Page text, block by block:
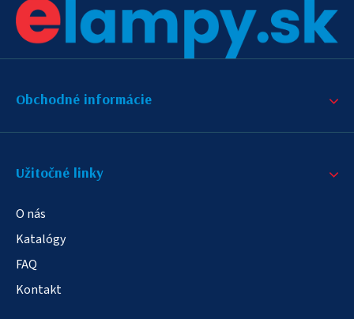
Obchodné informácie
Užitočné linky
O nás
Katalógy
FAQ
Kontakt